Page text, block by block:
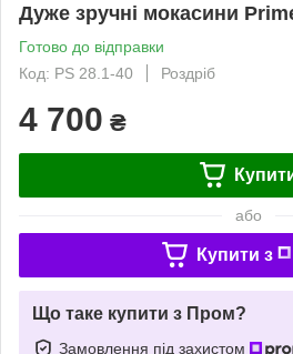
Дуже зручні мокасини
Готово до відправки
Код: PS 28.1-40
Роздріб
4 700 ₴
або
Купити з
Що таке купити з Пром?
Замовлення під захистом